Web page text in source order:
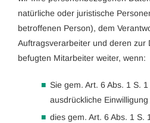
natürliche oder juristische
betroffenen Person), dem
Auftragsverarbeiter und deren zur
befugten Mitarbeiter weiter, wenn:
Sie gem. Art. 6 Abs. 1 S.
ausdrückliche
dies gem. Art. 6 Abs. 1 S.